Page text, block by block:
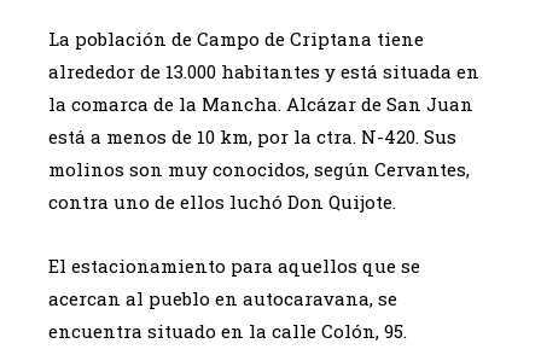
La población de Campo de Criptana tiene
alrededor de 13.000 habitantes y está situada en
la comarca de la Mancha. Alcázar de San Juan
está a menos de 10 km, por la ctra. N-420. Sus
molinos son muy conocidos, según Cervantes,
contra uno de ellos luchó Don Quijote.
El estacionamiento para aquellos que se
acercan al pueblo en autocaravana, se
encuentra situado en la calle Colón, 95.